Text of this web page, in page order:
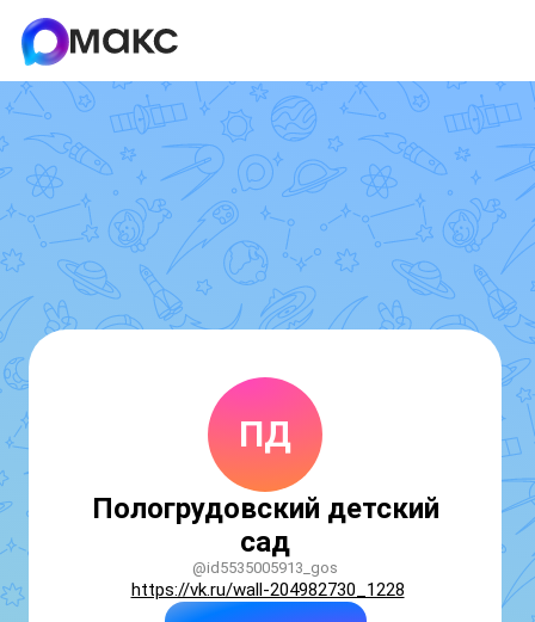
ПД
Пологрудовский детский
сад
@id5535005913_gos
https://vk.ru/wall-204982730_1228